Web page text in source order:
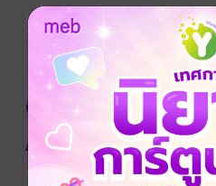
ขอโทษทีที่มีน้อง
ชายจอมป่วน 11
ขอโทษที
ชายจอมป่